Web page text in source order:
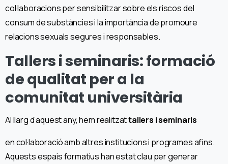
col·laboracions per sensibilitzar sobre els riscos del
consum de substàncies i la importància de promoure
relacions sexuals segures i responsables.
Tallers i seminaris: formació
de qualitat per a la
comunitat universitària
Al llarg d’aquest any, hem realitzattallers i seminaris
en col·laboració amb altres institucions i programes afins.
Aquests espais formatius han estat clau per generar